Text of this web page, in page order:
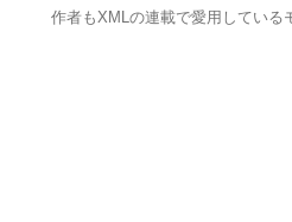
作者もXMLの連載で愛用している